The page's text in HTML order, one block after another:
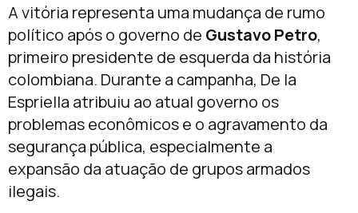
A vitória representa uma mudança de rumo
político após o governo de Gustavo Petro,
primeiro presidente de esquerda da história
colombiana. Durante a campanha, De la
Espriella atribuiu ao atual governo os
problemas econômicos e o agravamento da
segurança pública, especialmente a
expansão da atuação de grupos armados
ilegais.